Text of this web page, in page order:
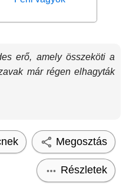
erő, amely összeköti a
már régen elhagyták
Megosztás
Részletek